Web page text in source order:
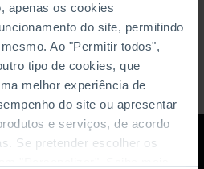
apenas os cookies
do site, permitindo
Ao "Permitir todos",
tipo de cookies, que
melhor experiência de
do site ou apresentar
e serviços, de acordo
Se pretender escolher os